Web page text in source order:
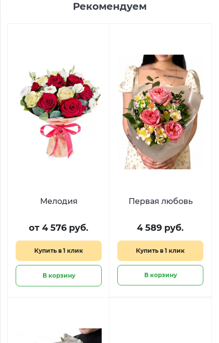
Рекомендуем
Мелодия
от 4 576 руб.
Купить в 1 клик
В корзину
Первая любовь
4 589 руб.
Купить в 1 клик
В корзину